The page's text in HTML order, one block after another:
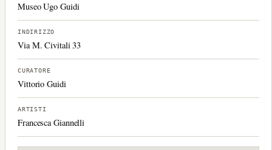
Museo Ugo Guidi
INDIRIZZO
Via M. Civitali 33
CURATORE
Vittorio Guidi
ARTISTI
Francesca Giannelli